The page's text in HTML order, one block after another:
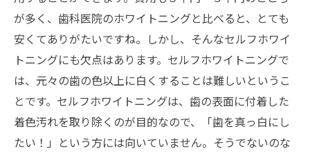
が多く、歯科医院のホワイトニングと比べると、とても
安くてありがたいですね。しかし、そんなセルフホワイ
トニングにも欠点はあります。セルフホワイトニングで
は、元々の歯の色以上に白くすることは難しいというこ
とです。セルフホワイトニングは、歯の表面に付着した
着色汚れを取り除くのが目的なので、「歯を真っ白にし
たい！」という方には向いていません。そうでないのな